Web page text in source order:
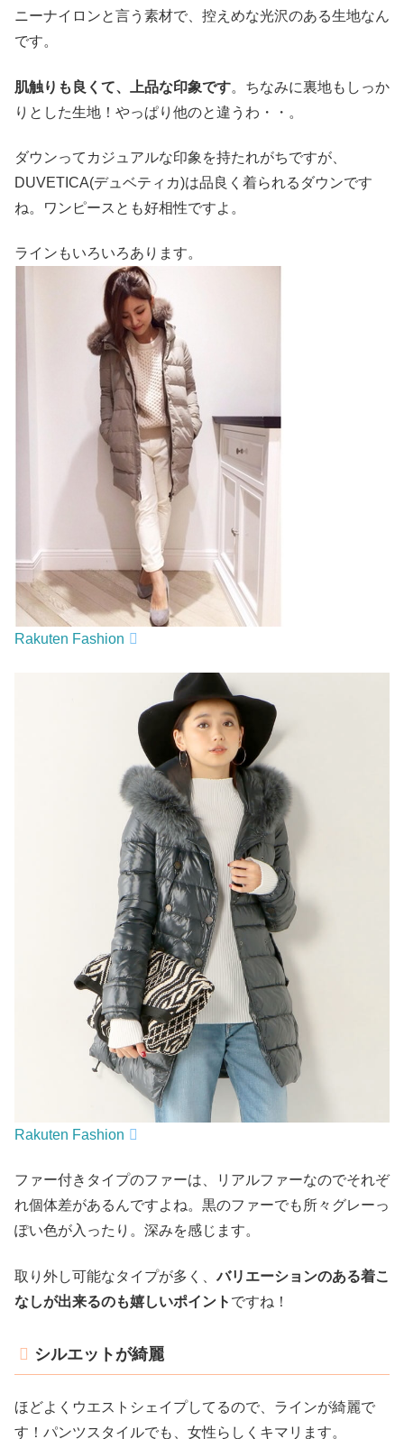
ニーナイロンと言う素材で、控えめな光沢のある生地なん
です。
肌触りも良くて、上品な印象です。ちなみに裏地もしっか
りとした生地！やっぱり他のと違うわ・・。
ダウンってカジュアルな印象を持たれがちですが、
DUVETICA(デュベティカ)は品良く着られるダウンです
ね。ワンピースとも好相性ですよ。
ラインもいろいろあります。
Rakuten Fashion
Rakuten Fashion
ファー付きタイプのファーは、リアルファーなのでそれぞ
れ個体差があるんですよね。黒のファーでも所々グレーっ
ぽい色が入ったり。深みを感じます。
取り外し可能なタイプが多く、バリエーションのある着こ
なしが出来るのも嬉しいポイント ですね！
シルエットが綺麗
ほどよくウエストシェイプしてるので、ラインが綺麗で
す！パンツスタイルでも、女性らしくキマリます。